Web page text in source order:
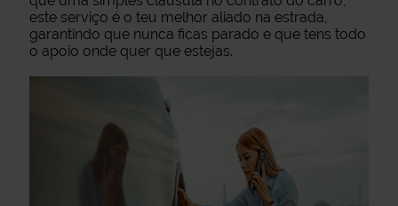
este serviço é o teu melhor aliado na estrada,
garantindo que nunca ficas parado e que tens todo
o apoio onde quer que estejas.